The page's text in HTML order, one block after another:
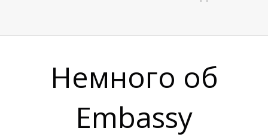
Немного об
Embassy